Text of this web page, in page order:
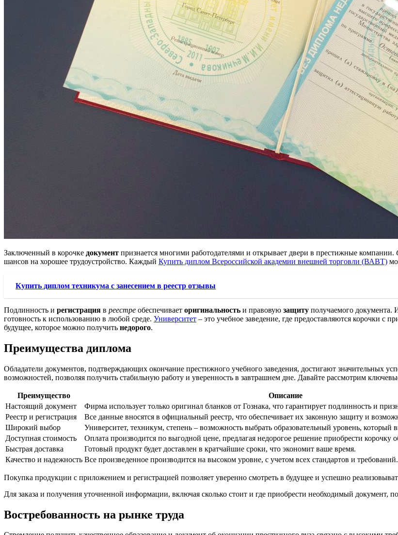
Заключенный в корочке документ признается многими работодателями и открывает двери в престижные компании.
шансов на хорошее трудоустройство. Каждый Купить диплом Всероссийской академии внешней торговли (ВАВТ)
Купить диплом техникума с занесением в реестр отзывы
Подлинность и регистрация в реестре обеспечивает оригинальность и правовую защиту получаемого документа.
готовность к использованию в любой среде. Университет – это учебное заведение, где предоставляются корочки
будущее, которое можно получить недорого.
Преимущества диплома
Обладатели документов, подтверждающих окончание престижного учебного заведения, достигают значительных
возможностей, позволяя получить стабильную работу и уверенность в завтрашнем дне. Давайте рассмотрим
Преимущество
Описание
Настоящий документ
Фирма использует только оригинал бланков от Гознака, что гарантирует подлинность и
Реестр и регистрация
Все данные вносятся в официальный реестр, что обеспечивает их законную защиту и
Широкий выбор
Университет, техникум, степень – возможность выбрать образовательный уровень, который
Доступная стоимость
Оплата производится по выгодной цене, предлагая недорогое решение приобрести корочку
Быстрая доставка
Готовый продукт будет доставлен в кратчайшие сроки, что экономит ваше время.
Качество и надежность Все произведенное производится на высоком уровне, с учетом всех стандартов и требований.
Покупка продукции с приложением и регистрацией позволяет уверенно смотреть в будущее и успешно
Для заказа и получения уточненной информации, включая сколько стоит и где приобрести необходимый документ,
Востребованность на рынке труда